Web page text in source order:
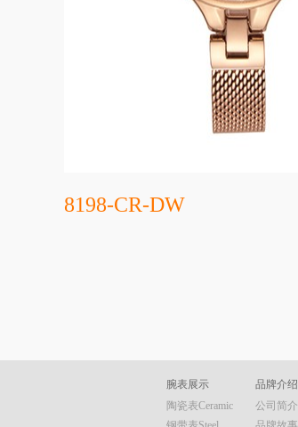
8198-CR-DW
腕表展示
陶瓷表Ceramic
品牌介绍
公司简介